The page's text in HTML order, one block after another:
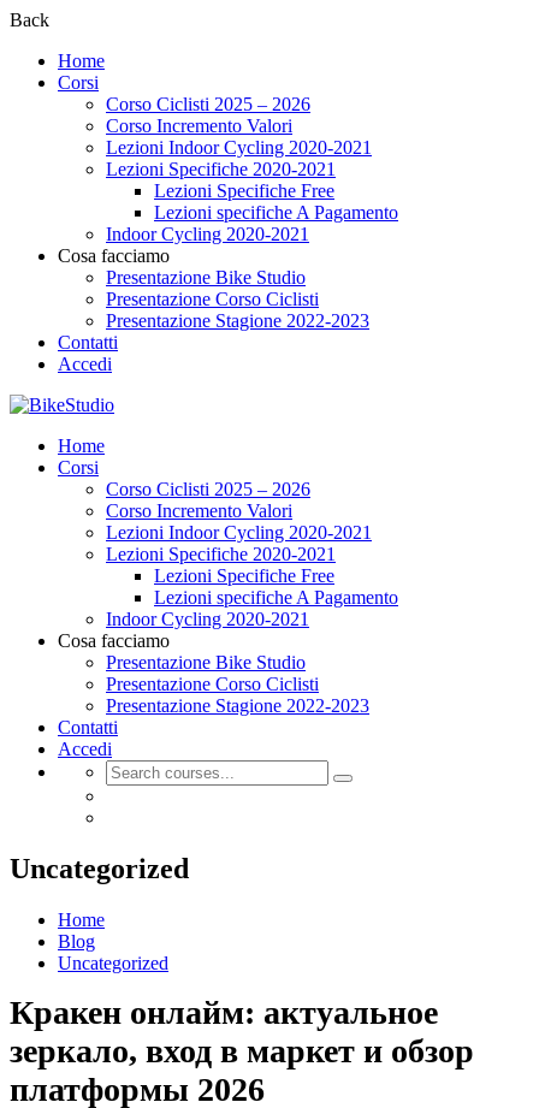
Back
Home
Corsi
Corso Ciclisti 2025 – 2026
Corso Incremento Valori
Lezioni Indoor Cycling 2020-2021
Lezioni Specifiche 2020-2021
Lezioni Specifiche Free
Lezioni specifiche A Pagamento
Indoor Cycling 2020-2021
Cosa facciamo
Presentazione Bike Studio
Presentazione Corso Ciclisti
Presentazione Stagione 2022-2023
Contatti
Accedi
Home
Corsi
Corso Ciclisti 2025 – 2026
Corso Incremento Valori
Lezioni Indoor Cycling 2020-2021
Lezioni Specifiche 2020-2021
Lezioni Specifiche Free
Lezioni specifiche A Pagamento
Indoor Cycling 2020-2021
Cosa facciamo
Presentazione Bike Studio
Presentazione Corso Ciclisti
Presentazione Stagione 2022-2023
Contatti
Accedi
Uncategorized
Home
Blog
Uncategorized
Кракен онлайм: актуальное
зеркало, вход в маркет и обзор
платформы 2026